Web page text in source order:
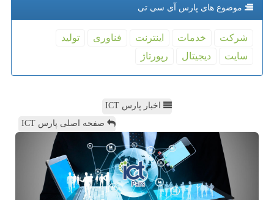
موضوع های پارس آی سی تی
شركت خدمات اینترنت فناوری
تولید
سایت
دیجیتال رپورتاژ
اخبار پارس ICT
صفحه اصلی پارس ICT